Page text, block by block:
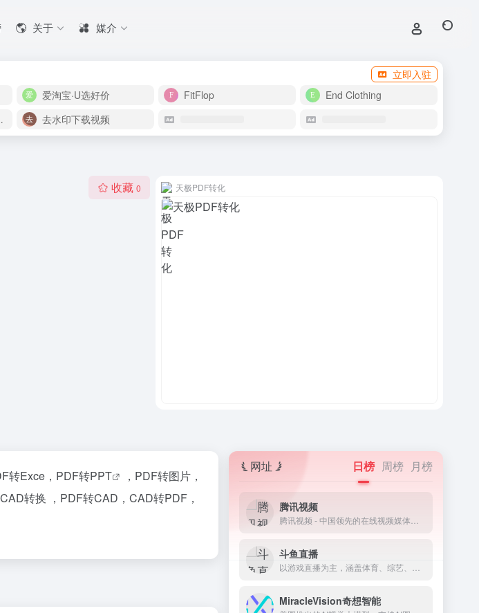
关于 媒介
立即入驻
爱淘宝·U选好价 FitFlop
End Clothing
大作品 去水印下载视频
收藏 0 天极PDF转化
转Exce，PDF转PPT
，PDF转图片，
转换 ，PDF转CAD，CAD转PDF，
网址 日榜 周榜 月榜
腾讯视频
斗鱼直播
MiracleVision奇想智能